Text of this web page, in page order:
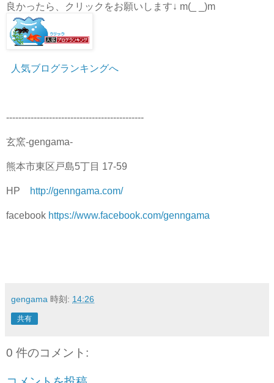
良かったら、クリックをお願いします↓ m(_ _)m
人気ブログランキングへ
---------------------------------------------
玄窯-gengama-
熊本市東区戸島5丁目 17-59
HP http://genngama.com/
facebook https://www.facebook.com/genngama
gengama 時刻: 14:26
共有
0 件のコメント: